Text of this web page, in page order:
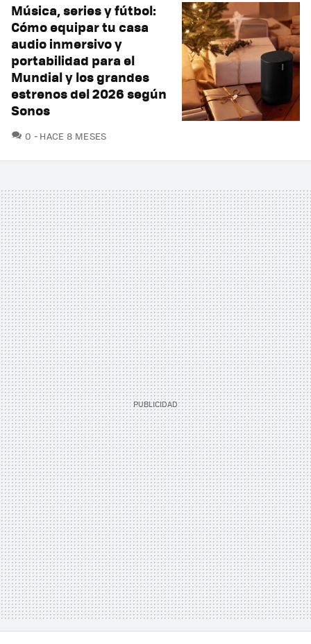
Música, series y fútbol:
Cómo equipar tu casa
audio inmersivo y
portabilidad para el
Mundial y los grandes
estrenos del 2026 según
Sonos
0 COMENTARIOS
HACE 8 MESES